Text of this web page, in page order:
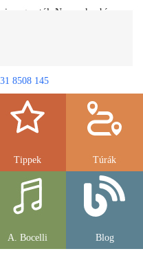
magyartól. Nemcsak a híres
8508 145
Tippek Túrák
A. Bocelli Blog